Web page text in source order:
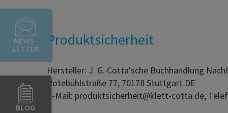
NEWS-
LETTER
BLOG
Produktsicherheit
Hersteller: J. G. Cotta'sche Buchhandlung
Rotebühlstraße 77, 70178 Stuttgart DE
E-Mail: produktsicherheit@klett-cotta.de,